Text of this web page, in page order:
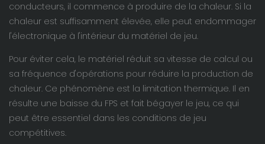
conducteurs, il commence à produire de la chaleur. Si la
chaleur est suffisamment élevée, elle peut endommager
l'électronique à l'intérieur du matériel de jeu.
Pour éviter cela, le matériel réduit sa vitesse de calcul ou
sa fréquence d'opérations pour réduire la production de
chaleur. Ce phénomène est la limitation thermique. Il en
résulte une baisse du FPS et fait bégayer le jeu, ce qui
peut être essentiel dans les conditions de jeu
compétitives.